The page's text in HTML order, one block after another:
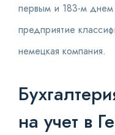
первым и 183-м днем
предприятие
немецкая компания.
на учет в